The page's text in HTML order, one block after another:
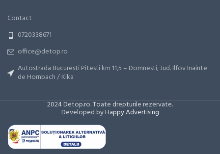
Contact
0720338671
office@detop.ro
Autostrada Bucuresti Pitesti km 11,5 – Domnesti, Jud. Ilfov Inainte
de Hornbach / Kika
2024 Detop.ro. Toate drepturile rezervate.
Developed byHappy Advertising